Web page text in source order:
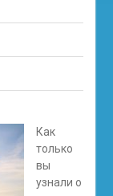
Как
только
вы
узнали о